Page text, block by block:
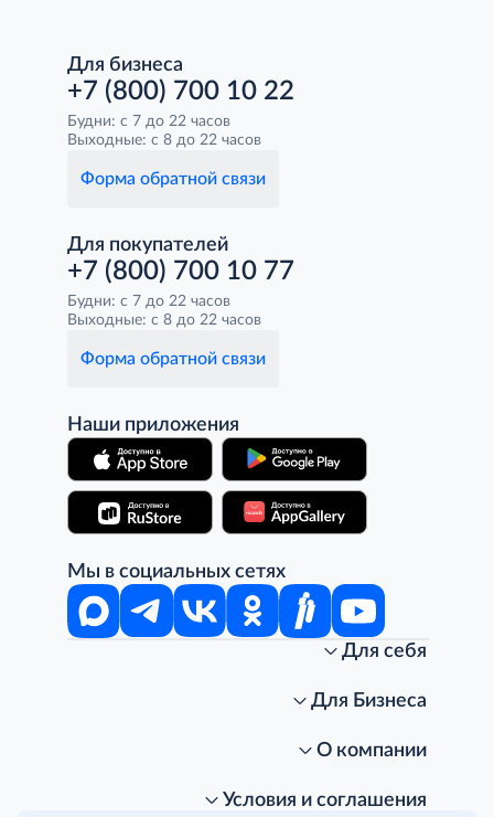
Для бизнеса
+7 (800) 700 10 22
Будни: с 7 до 22 часов
Выходные: с 8 до 22 часов
Форма обратной связи
Для покупателей
+7 (800) 700 10 77
Будни: с 7 до 22 часов
Выходные: с 8 до 22 часов
Форма обратной связи
Наши приложения
Мы в социальных сетях
Для себя
Стань клиентом METRO
Подарочные карты. Активация и баланс
Для Бизнеса
Для магазинов
О компании
Условия и соглашения